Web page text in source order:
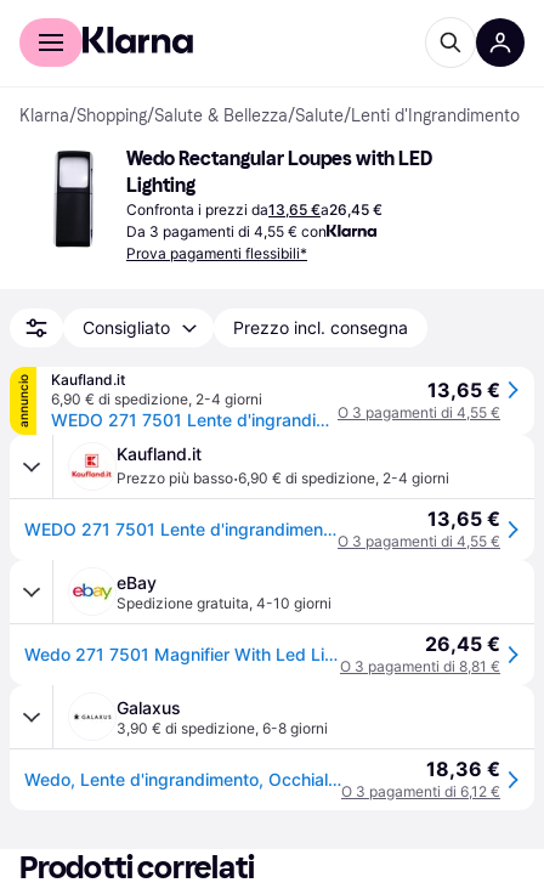
Per il tuo shopping
Klarna/Shopping/Salute & Bellezza/Salute/Lenti d'Ingrandimento
Wedo Rectangular Loupes with LED
Lighting
Confronta i prezzi da13,65 €a26,45 €
Da 3 pagamenti di 4,55 € con
Prova pagamenti flessibili*
Consigliato Prezzo incl. consegna
annuncio
Kaufland.it
6,90 € di spedizione, 2-4 giorni
WEDO 271 7501 Lente d'ingrandimento rettangolare con illuminazione a LED, nera
13,65 €
O 3 pagamenti di 4,55 €
Kaufland.it
Prezzo più basso·6,90 € di spedizione, 2-4 giorni
WEDO 271 7501 Lente d'ingrandimento rettangolare con illuminazione a LED, nera 13,65 €
O 3 pagamenti di 4,55 €
eBay
Spedizione gratuita, 4-10 giorni
Wedo 271 7501 Magnifier With Led Light - Black 26,45 €
O 3 pagamenti di 8,81 €
Galaxus
3,90 € di spedizione, 6-8 giorni
Wedo, Lente d'ingrandimento, Occhiali rettangolari con illuminazione a LED 18,36 €
O 3 pagamenti di 6,12 €
Prodotti correlati